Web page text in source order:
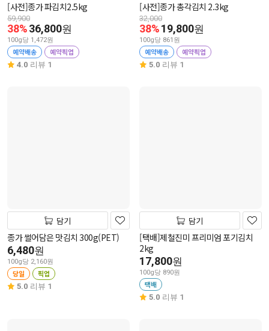
[사전]종가 파김치2.5kg
59,900
38%36,800원
100g당 1,472원
예약배송 예약픽업
4.0 리뷰 1
[사전]종가 총각김치 2.3kg
32,000
38%19,800원
100g당 861원
예약배송 예약픽업
5.0 리뷰 1
담기
종가 썰어담은 맛김치 300g(PET)
6,480원
100g당 2,160원
당일 픽업
5.0 리뷰 1
담기
[택배]제철진미 프리미엄 포기김치
2kg
17,800원
100g당 890원
택배
5.0 리뷰 1